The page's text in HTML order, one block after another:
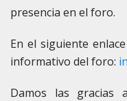
presencia en el foro.
En el siguiente
informativo del foro:
Damos las gracias